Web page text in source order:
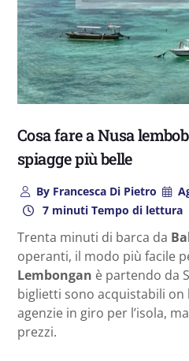
Cosa fare a Nusa
spiagge più belle
ByFrancesca Di Pietro
7 minuti Tempo di lettura
Trenta minuti di barca da
operanti, il modo più facile
Lembongan è partendo da
biglietti sono acquistabili
agenzie in giro per l’isola,
prezzi.